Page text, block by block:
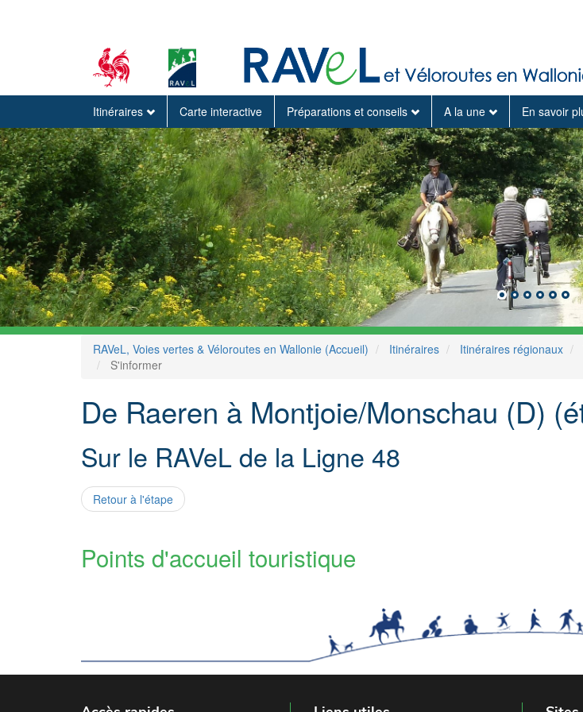
Itinéraires Carte interactive Préparations et conseils A la une En savoir
RAVeL, Voies vertes & Véloroutes en Wallonie (Accueil) Itinéraires Itinéraires régionaux
S'informer
De Raeren à Montjoie/Monschau (D)
Sur le RAVeL de la Ligne 48
Retour à l'étape
Points d'accueil touristique